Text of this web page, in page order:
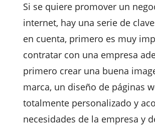
Si se quiere promover un
internet, hay una serie de
en cuenta, primero es muy
contratar con una empresa
primero crear una buena
marca, un diseño de páginas
totalmente personalizado y
necesidades de la empresa y